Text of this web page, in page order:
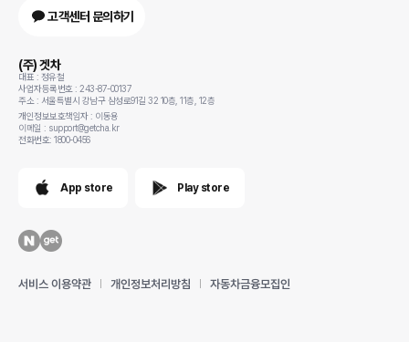
고객센터 문의하기
(주) 겟차
대표 : 정유철
사업자등록번호 : 243-87-00137
주소 : 서울특별시 강남구 삼성로91길 32 10층, 11층, 12층
개인정보보호책임자 : 이동용
이메일 : support@getcha.kr
전화번호: 1800-0456
App store Play store
서비스 이용약관 개인정보처리방침 자동차금융모집인